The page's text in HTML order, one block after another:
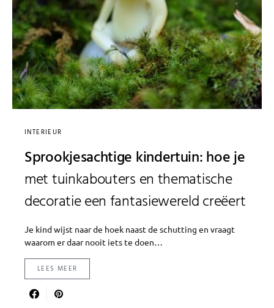
INTERIEUR
Sprookjesachtige kindertuin: hoe je
met tuinkabouters en thematische
decoratie een fantasiewereld creëert
Je kind wijst naar de hoek naast de schutting en vraagt
waarom er daar nooit iets te doen…
LEES MEER